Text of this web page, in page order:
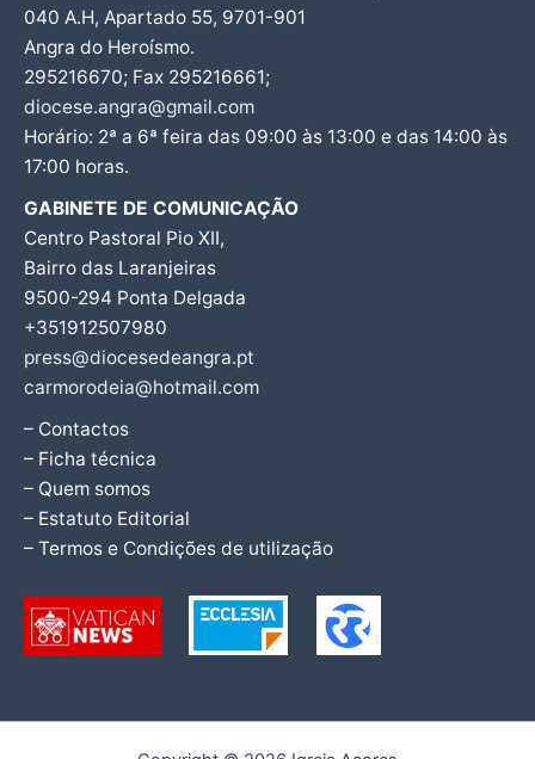
040 A.H, Apartado 55, 9701-901
Angra do Heroísmo.
295216670; Fax 295216661;
diocese.angra@gmail.com
Horário: 2ª a 6ª feira das 09:00 às 13:00 e das 14:00 às
17:00 horas.
GABINETE DE COMUNICAÇÃO
Centro Pastoral Pio XII,
Bairro das Laranjeiras
9500-294 Ponta Delgada
+351912507980
press@diocesedeangra.pt
carmorodeia@hotmail.com
– Contactos
– Ficha técnica
– Quem somos
– Estatuto Editorial
– Termos e Condições de utilização